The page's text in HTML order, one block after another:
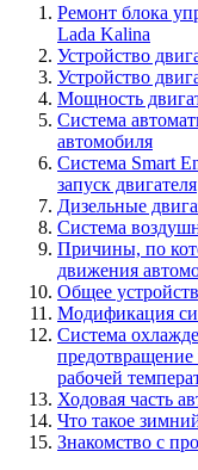
Ремонт блока
Lada Kalina
Устройство
Устройство
Мощность
Система
автомобиля
Система Smart
запуск двигателя
Дизельные
Система
Причины, по
движения
Общее
Модификация
Система
рабочей
Ходовая часть
Что такое
Знакомство с